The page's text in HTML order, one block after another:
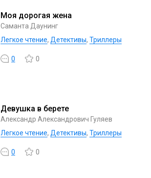
Моя дорогая жена
Саманта Даунинг
Легкое чтение, Детективы, Триллеры
0 0
Девушка в берете
Александр Александрович Гуляев
Легкое чтение, Детективы, Триллеры
0 0